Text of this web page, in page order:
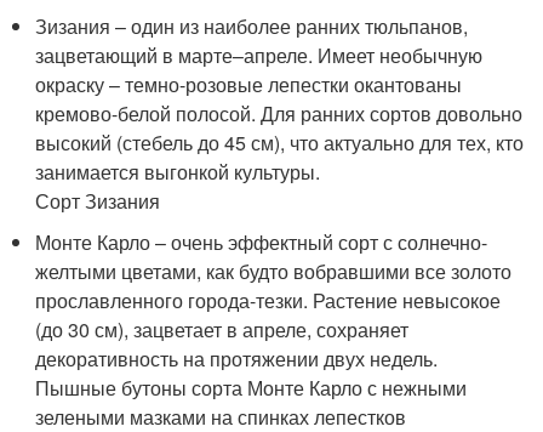
Зизания – один из наиболее ранних тюльпанов,
зацветающий в марте­–апреле. Имеет необычную
окраску – темно-розовые лепестки окантованы
кремово-белой полосой. Для ранних сортов довольно
высокий (стебель до 45 см), что актуально для тех, кто
занимается выгонкой культуры.
Сорт Зизания
Монте Карло – очень эффектный сорт с солнечно-
желтыми цветами, как будто вобравшими все золото
прославленного города-тезки. Растение невысокое
(до 30 см), зацветает в апреле, сохраняет
декоративность на протяжении двух недель.
Пышные бутоны сорта Монте Карло с нежными
зелеными мазками на спинках лепестков